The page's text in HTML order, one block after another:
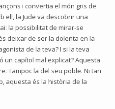
i convertia el món gris de
ell, la Jude va descobrir una
la possibilitat de mirar-se
deixar de ser la dolenta en la
de la teva? I si la teva
un capítol mal explicat? Aquesta
Tampoc la del seu poble. Ni tan
aquesta és la història de la